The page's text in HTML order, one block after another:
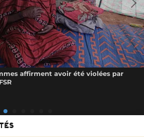
affirment avoir été violées par